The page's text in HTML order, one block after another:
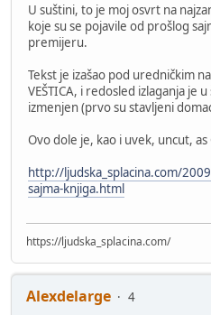
U suštini, to je moj osvrt na
koje su se pojavile od prošlog
premijeru.
Tekst je izašao pod uredničkim
VEŠTICA, i redosled izlaganja je
izmenjen (prvo su stavljeni
Ovo dole je, kao i uvek, uncut,
http://ljudska_splacina.com/
sajma-knjiga.html
https://ljudska_splacina.com/
Alexdelarge
4